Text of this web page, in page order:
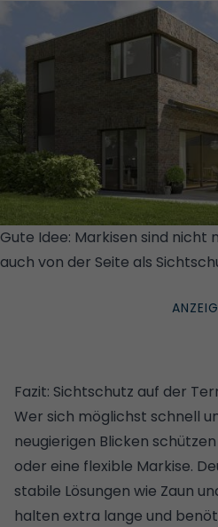
Gute Idee: Markisen sind nicht
auch von der Seite als
Fazit: Sichtschutz auf der
Wer sich möglichst schnell
neugierigen Blicken
oder eine flexible Markise.
stabile Lösungen wie Zaun
halten extra lange und